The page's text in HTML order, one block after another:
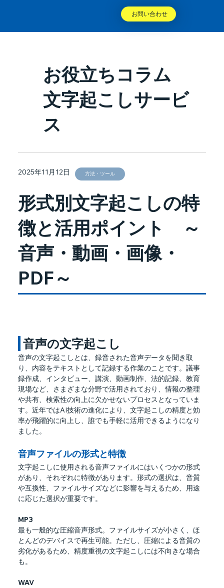
お問い合わせ
お役立ちコラム
文字起こしサービ
ス
2025年11月12日 方法・ツール
形式別文字起こしの特
徴と活用ポイント ～
音声・動画・画像・
PDF～
音声の文字起こし
音声の文字起こしとは、録音された音声データを聞き取
り、内容をテキストとして記録する作業のことです。議事
録作成、インタビュー、講演、動画制作、法的記録、教育
現場など、さまざまな分野で活用されており、情報の整理
や共有、検索性の向上に欠かせないプロセスとなっていま
す。近年ではAI技術の進化により、文字起こしの精度と効
率が飛躍的に向上し、誰でも手軽に活用できるようになり
ました。
音声ファイルの形式と特徴
文字起こしに使用される音声ファイルにはいくつかの形式
があり、それぞれに特徴があります。形式の選択は、音質
や互換性、ファイルサイズなどに影響を与えるため、用途
に応じた選択が重要です。
MP3
最も一般的な圧縮音声形式。ファイルサイズが小さく、ほ
とんどのデバイスで再生可能。ただし、圧縮による音質の
劣化があるため、精度重視の文字起こしには不向きな場合
も。
WAV